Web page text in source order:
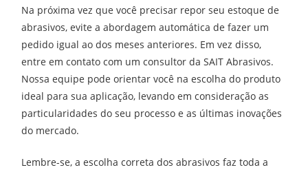
Na próxima vez que você precisar repor seu estoque de
abrasivos, evite a abordagem automática de fazer um
pedido igual ao dos meses anteriores. Em vez disso,
entre em contato com um consultor da SAIT Abrasivos.
Nossa equipe pode orientar você na escolha do produto
ideal para sua aplicação, levando em consideração as
particularidades do seu processo e as últimas inovações
do mercado.
Lembre-se, a escolha correta dos abrasivos faz toda a